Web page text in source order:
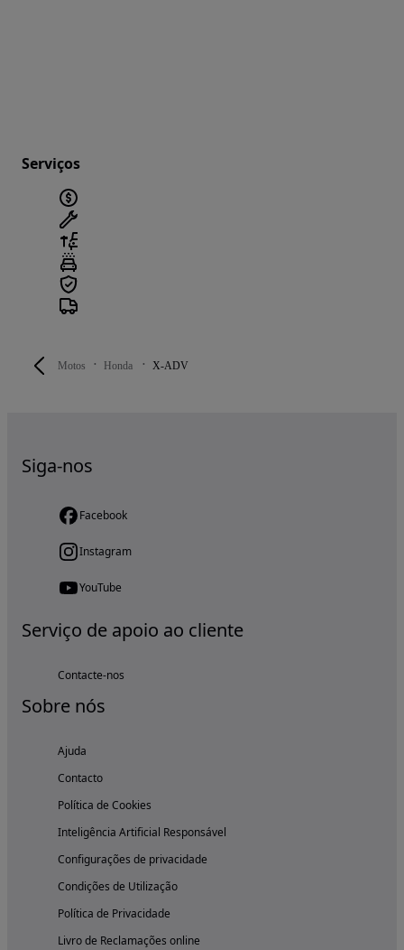
Motos Honda X-ADV
Serviços
Siga-nos
Facebook
Instagram
YouTube
Serviço de apoio ao cliente
Contacte-nos
Sobre nós
Ajuda
Contacto
Política de Cookies
Inteligência Artificial Responsável
Configurações de privacidade
Condições de Utilização
Política de Privacidade
Livro de Reclamações online